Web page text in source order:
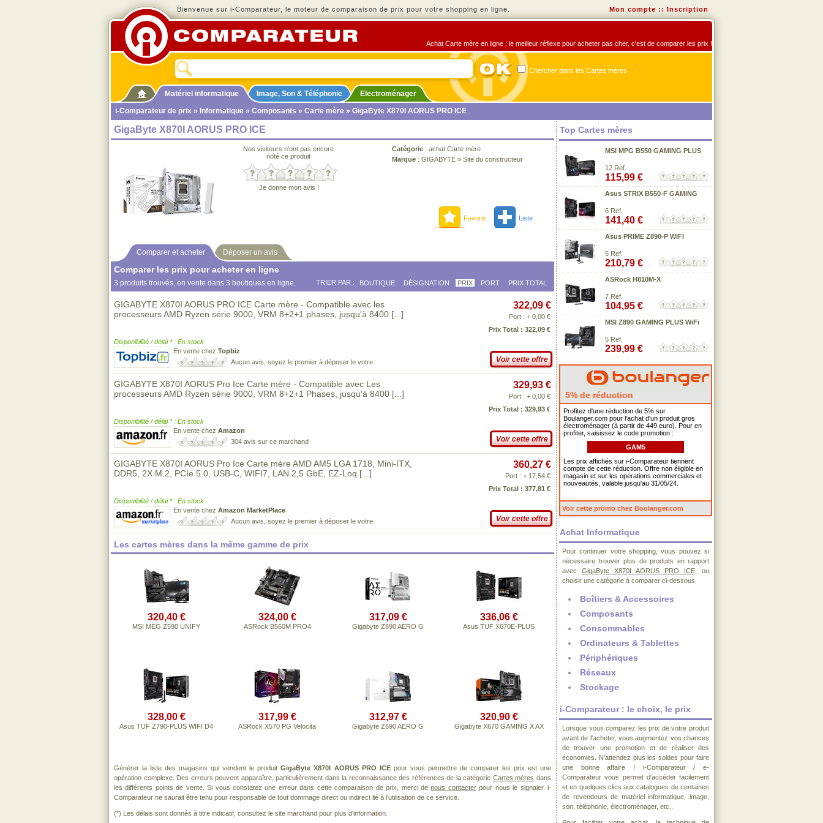
Bienvenue sur i-Comparateur, le moteur de comparaison de prix pour votre shopping en ligne. Mon compte :: Inscription
Achat Carte mère en ligne : le meilleur réflexe pour acheter pas cher, c'est de comparer les prix !
Chercher dans les Cartes mères
Matériel informatique Image, Son & Téléphonie
Electroménager
i-Comparateur de prix » Informatique » Composants » Carte mère » GigaByte X870I AORUS PRO ICE
GigaByte X870I AORUS PRO ICE
Nos visiteurs n'ont pas encore
noté ce produit
Je donne mon avis !
Catégorie : achat Carte mère
Marque : GIGABYTE » Site du constructeur
Favoris Liste
Comparer et acheter Déposer un avis
Comparer les prix pour acheter en ligne
3 produits trouvés, en vente dans 3 boutiques en ligne. TRIER PAR : BOUTIQUE DÉSIGNATION PRIX PORT PRIX TOTAL
GIGABYTE X870I AORUS PRO ICE Carte mère - Compatible avec les
processeurs AMD Ryzen série 9000, VRM 8+2+1 phases, jusqu'à 8400 [...]
Disponibilité / délai * : En stock
En vente chez Topbiz
Aucun avis, soyez le premier à déposer le votre
322,09 €
Port : + 0,00 €
Prix Total : 322,09 €
Voir cette offre
GIGABYTE X870I AORUS Pro Ice Carte mère - Compatible avec Les
processeurs AMD Ryzen série 9000, VRM 8+2+1 Phases, jusqu'à 8400 [...]
Disponibilité / délai * : En stock
En vente chez Amazon
304 avis sur ce marchand
329,93 €
Port : + 0,00 €
Prix Total : 329,93 €
Voir cette offre
GIGABYTE X870I AORUS Pro Ice Carte mère AMD AM5 LGA 1718, Mini-ITX,
DDR5, 2X M.2, PCIe 5.0, USB-C, WIFI7, LAN 2,5 GbE, EZ-Loq [...]
Disponibilité / délai * : En stock
En vente chez Amazon MarketPlace
Aucun avis, soyez le premier à déposer le votre
360,27 €
Port : + 17,54 €
Prix Total : 377,81 €
Voir cette offre
Les cartes mères dans la même gamme de prix
320,40 €
MSI MEG Z590 UNIFY
324,00 €
ASRock B560M PRO4
317,09 €
Gigabyte Z890 AERO G
336,06 €
Asus TUF X670E-PLUS
328,00 €
Asus TUF Z790-PLUS WIFI D4
317,99 €
ASRock X570 PG Velocita
312,97 €
Gigabyte Z690 AERO G
320,90 €
Gigabyte X670 GAMING X AX
Générer la liste des magasins qui vendent le produitGigaByte X870I AORUS PRO ICEpour vous permettre de comparer les prix est une
opération complexe. Des erreurs peuvent apparaître, particulièrement dans la reconnaissance des références de la catégorie Cartes mères dans
les différents points de vente. Si vous constatez une erreur dans cette comparaison de prix, merci denous contacterpour nous le signaler. i-
Comparateur ne saurait être tenu pour responsable de tout dommage direct ou indirect lié à l'utilisation de ce service.
(*) Les délais sont donnés à titre indicatif, consultez le site marchand pour plus d'information.
Top Cartes mères
MSI MPG B550 GAMING PLUS
12 Ref.
115,99 €
Asus STRIX B550-F GAMING
6 Ref.
141,40 €
Asus PRIME Z890-P WIFI
5 Ref.
210,79 €
ASRock H810M-X
7 Ref.
104,95 €
MSI Z890 GAMING PLUS WiFi
5 Ref.
239,99 €
5% de réduction
Profitez d'une réduction de 5% sur
Boulanger.com pour l'achat d'un produit gros
électroménager (à partir de 449 euro). Pour en
profiter, saisissez le code promotion :
GAM5
Les prix affichés sur i-Comparateur tiennent
compte de cette réduction. Offre non éligible en
magasin et sur les opérations commerciales et
nouveautés, valable jusqu'au 31/05/24.
Voir cette promo chez Boulanger.com
Achat Informatique
Pour continuer votre shopping, vous pouvez si
nécessaire trouver plus de produits en rapport
avec GigaByte X870I AORUS PRO ICE , ou
choisir une catégorie à comparer ci-dessous
Boîtiers & Accessoires
Composants
Consommables
Ordinateurs & Tablettes
Périphériques
Réseaux
Stockage
i-Comparateur : le choix, le prix
Lorsque vous comparez les prix de votre produit
avant de l'acheter, vous augmentez vos chances
de trouver une promotion et de réaliser des
économies. N'attendez plus les soldes pour faire
une bonne affaire ! i-Comparateur / e-
Comparateur vous permet d'accéder facilement
et en quelques clics aux catalogues de centaines
de revendeurs de matériel informatique, image,
son, téléphonie, électroménager, etc..